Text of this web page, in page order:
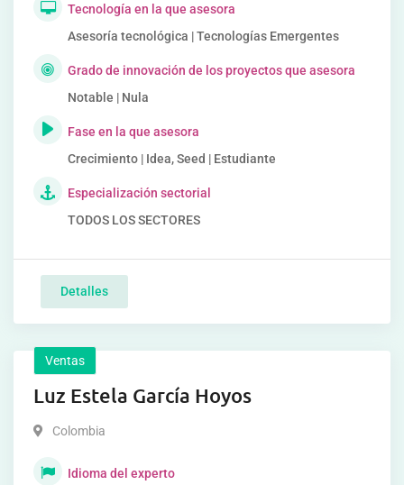
Tecnología en la que asesora
Asesoría tecnológica | Tecnologías Emergentes
Grado de innovación de los proyectos que asesora
Notable | Nula
Fase en la que asesora
Crecimiento | Idea, Seed | Estudiante
Especialización sectorial
TODOS LOS SECTORES
Detalles
Ventas
Luz Estela García Hoyos
Colombia
Idioma del experto